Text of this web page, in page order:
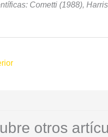
Cometti (1988),
otros